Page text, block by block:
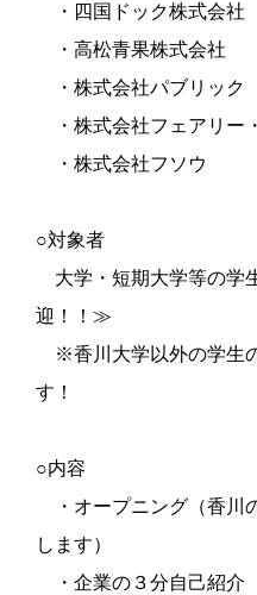
・四国ドック株式会社
・高松青果株式会社
・株式会社パブリック
・株式会社フェアリー
・株式会社
○対象者
大学・短期大学等の学
迎！！≫
※香川大学以外の学生
す！
○内容
・オープニング（香川
します）
・企業の３分自己紹介